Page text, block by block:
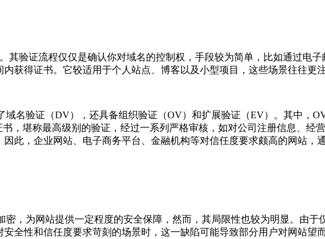
其验证流程仅仅是确认你对域名的控制权，手段较为简单，比如通过电
获得证书。它较适用于个人站点、博客以及小型项目，这些场景往往更
域名验证（DV），还具备组织验证（OV）和扩展验证（EV）。其中，
，堪称最高级别的验证，经过一系列严格审核，如对公司注册信息、
此，企业网站、电子商务平台、金融机构等对信任度要求颇高的网站，
密，为网站提供一定程度的安全保障，然而，其局限性也较为明显。由
全性和信任度要求苛刻的场景时，这一缺陷可能导致部分用户对网站望